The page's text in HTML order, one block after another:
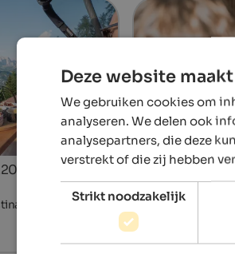
…
in Gröden
11.08.2026,
Craft Market
Village centre, St.
Deze website
We gebruiken cookies om
analyseren. We delen ook
analysepartners, die deze
verstrekt of die zij hebben
Strikt noodzakelijk